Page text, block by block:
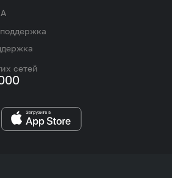
отдела по работе с
клиентами
и центров обслуживания
сетей